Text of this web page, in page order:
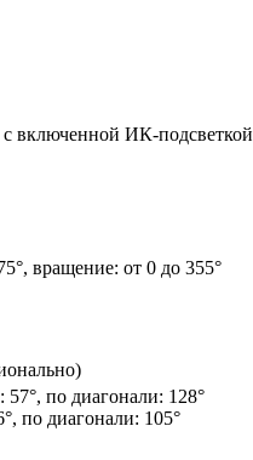
включенной ИК-подсветкой
вращение: от 0 до 355°
по диагонали: 128°
по диагонали: 105°